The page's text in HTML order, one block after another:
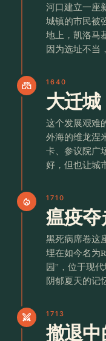
河口建立一座
城镇的市民被
地上，凯洛马
因为选址不当
castle 1640
大迁城
这个发展艰难
外海的维龙涅
卡、参议院广
好，但也让城
local_fire_department 1710
瘟疫
黑死病席卷这
埋在如今名为
园”，位于现
阴郁夏天的记
swords 1713
撤退